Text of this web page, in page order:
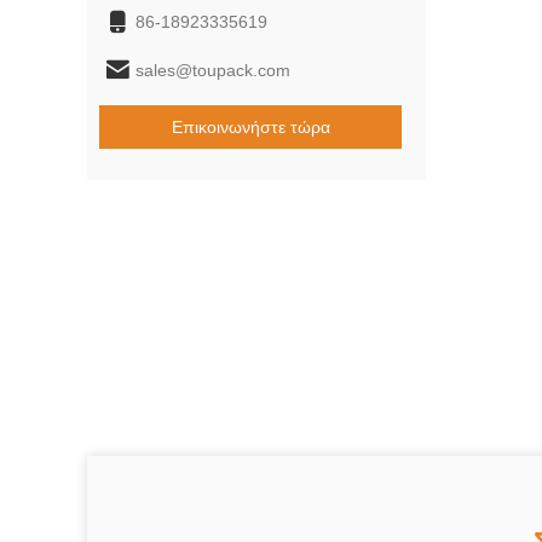
86-18923335619
sales@toupack.com
Επικοινωνήστε τώρα